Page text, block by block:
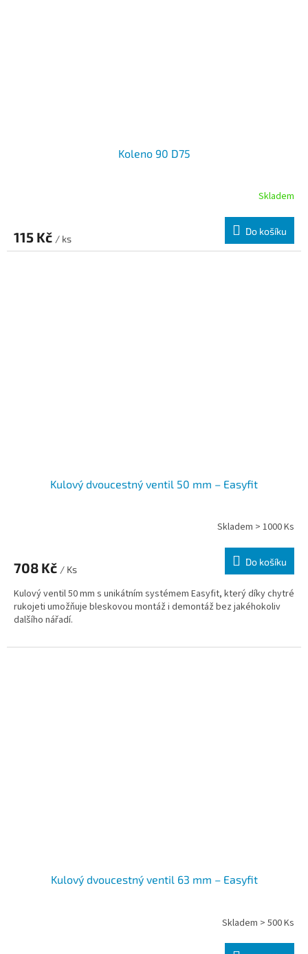
Koleno 90 D75
Skladem
115 Kč / ks
Do košíku
Kulový dvoucestný ventil 50 mm – Easyfit
Skladem > 1000 Ks
708 Kč / Ks
Do košíku
Kulový ventil 50 mm s unikátním systémem Easyfit, který díky chytré
rukojeti umožňuje bleskovou montáž i demontáž bez jakéhokoliv
dalšího nářadí.
Kulový dvoucestný ventil 63 mm – Easyfit
Skladem > 500 Ks